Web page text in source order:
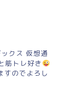
クス 仮想通
筋トレ好き
すのでよろし